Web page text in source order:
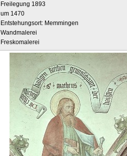
Freilegung 1893
um 1470
Entstehungsort: Memmingen
Wandmalerei
Freskomalerei